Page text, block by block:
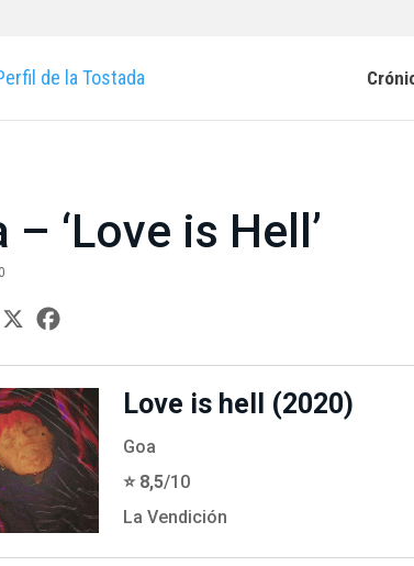
– ‘Love is Hell’
Love is hell (2020)
Goa
⭐️ 8,5/10
La Vendición